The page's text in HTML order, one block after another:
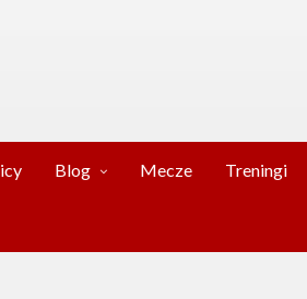
Blog Mecze Treningi